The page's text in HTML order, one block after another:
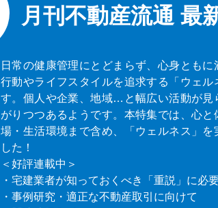
月刊不動産流通 最
日常の健康管理にとどまらず、心身とも
行動やライフスタイルを追求する「ウェ
す。個人や企業、地域…と幅広い活動が見
がりつつあるようです。本特集では、心
場・生活環境まで含め、「ウェルネス」
した！
＜好評連載中＞
・宅建業者が知っておくべき「重説」に必
・事例研究・適正な不動産取引に向けて